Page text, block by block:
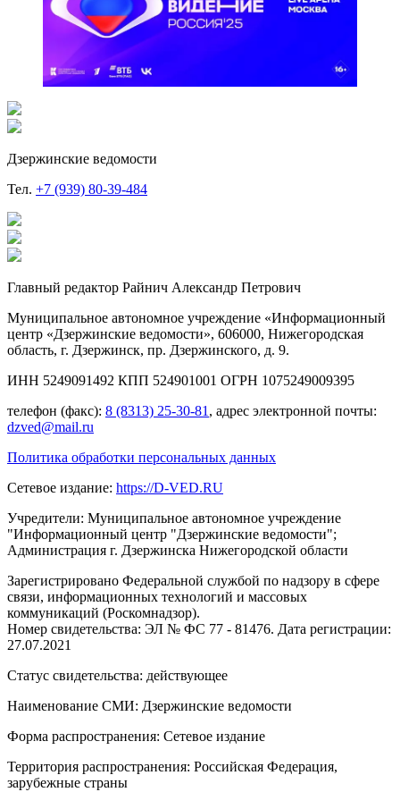
Дзержинские ведомости
Тел. +7 (939) 80-39-484
Главный редактор Райнич Александр Петрович
Муниципальное автономное учреждение «Информационный
центр «Дзержинские ведомости», 606000, Нижегородская
область, г. Дзержинск, пр. Дзержинского, д. 9.
ИНН 5249091492 КПП 524901001 ОГРН 1075249009395
телефон (факс): 8 (8313) 25-30-81 , адрес электронной почты:
dzved@mail.ru
Политика обработки персональных данных
Сетевое издание: https://D-VED.RU
Учредители: Муниципальное автономное учреждение
"Информационный центр "Дзержинские ведомости";
Администрация г. Дзержинска Нижегородской области
Зарегистрировано Федеральной службой по надзору в сфере
связи, информационных технологий и массовых
коммуникаций (Роскомнадзор).
Номер свидетельства: ЭЛ № ФС 77 - 81476. Дата регистрации:
27.07.2021
Статус свидетельства: действующее
Наименование СМИ: Дзержинские ведомости
Форма распространения: Сетевое издание
Территория распространения: Российская Федерация,
зарубежные страны